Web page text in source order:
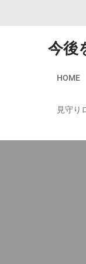
今後
HOME
見守り